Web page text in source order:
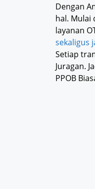
Dengan
hal. Mulai
layanan
sekaligus
Setiap
Juragan.
PPOB